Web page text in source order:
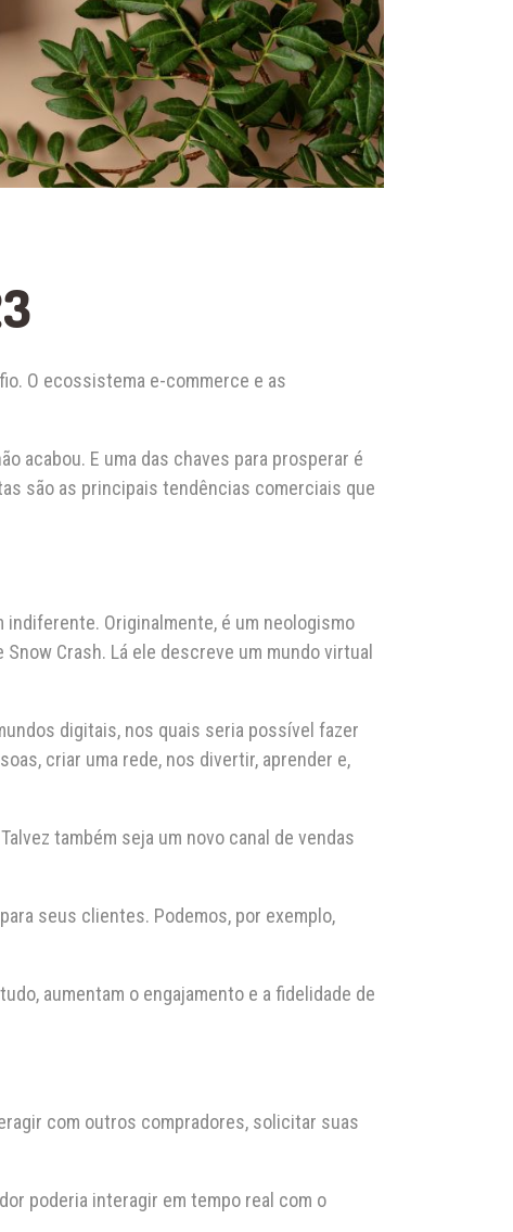
O ecossistema e-commerce e as
acabou. E uma das chaves para prosperar é
são as principais tendências comerciais que
indiferente. Originalmente, é um neologismo
Crash. Lá ele descreve um mundo virtual
digitais, nos quais seria possível fazer
criar uma rede, nos divertir, aprender e,
também seja um novo canal de vendas
seus clientes. Podemos, por exemplo,
aumentam o engajamento e a fidelidade de
com outros compradores, solicitar suas
poderia interagir em tempo real com o